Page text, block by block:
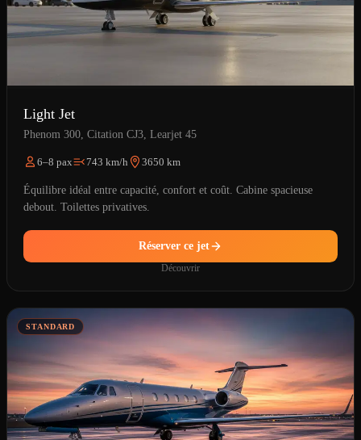
Light Jet
Phenom 300, Citation CJ3, Learjet 45
6–8 pax 743 km/h 3650 km
Équilibre idéal entre capacité, confort et coût. Cabine spacieuse
debout. Toilettes privatives.
Réserver ce jet
Découvrir
STANDARD